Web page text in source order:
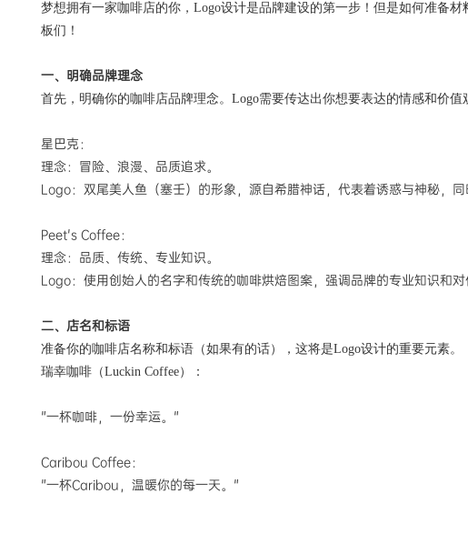
梦想拥有一家咖啡店的你， Logo设计是品牌建设的第一步！但是如何准备
板们！
一、明确品牌理念
首先，明确你的咖啡店品牌理念。 Logo需要传达出你想要表达的情感和价值
星巴克：
理念：冒险、浪漫、品质追求。
Logo：双尾美人鱼（塞壬）的形象，源自希腊神话，代表着诱惑与神秘，
Peet's Coffee：
理念：品质、传统、专业知识。
Logo：使用创始人的名字和传统的咖啡烘焙图案，强调品牌的专业知识和对
二、店名和标语
准备你的咖啡店名称和标语（如果有的话），这将是Logo设计的重要元素。
瑞幸咖啡（Luckin Coffee）：
"一杯咖啡，一份幸运。"
Caribou Coffee：
"一杯Caribou，温暖你的每一天。"